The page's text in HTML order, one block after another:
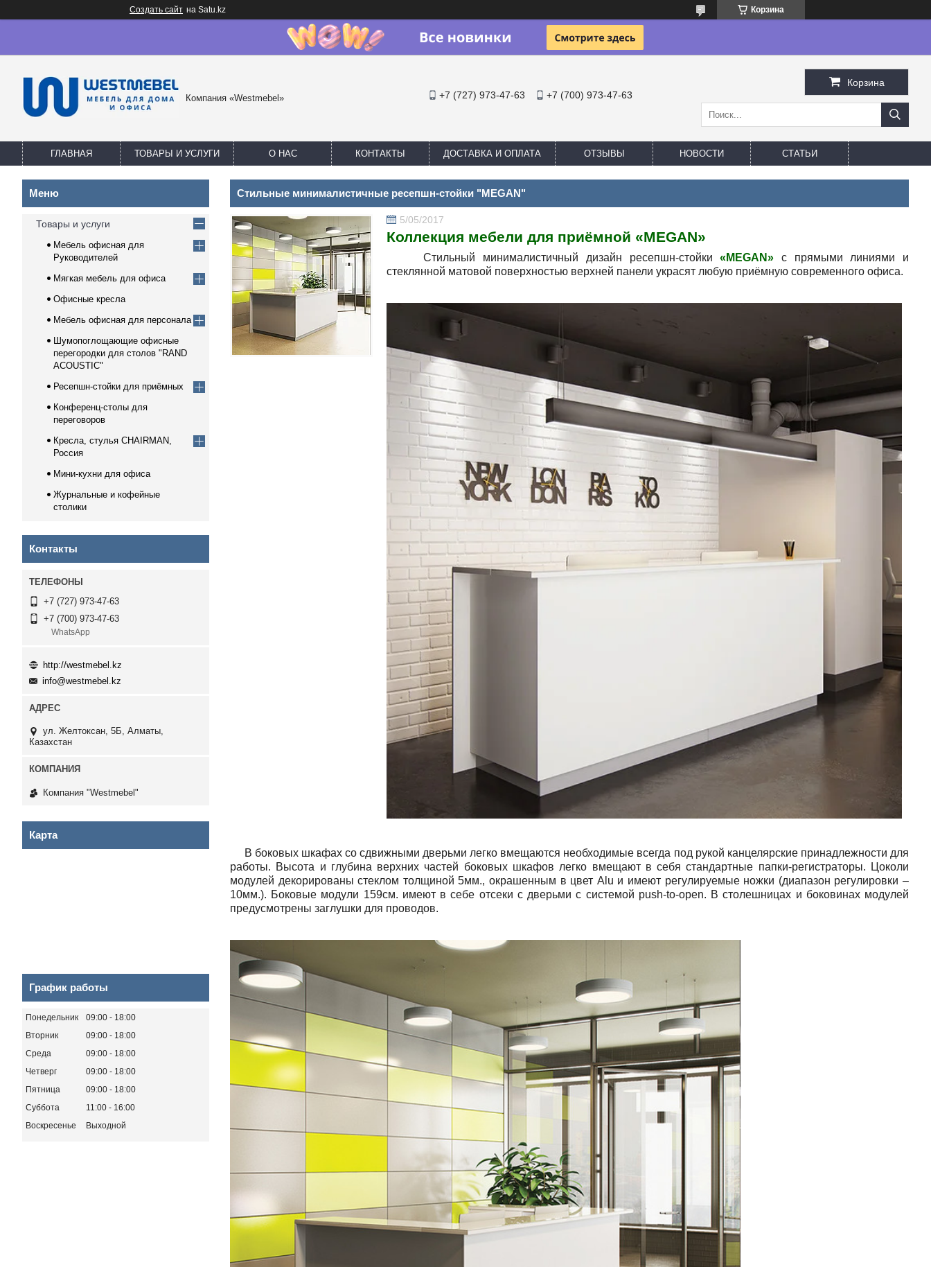
Создать сайт на Satu.kz Корзина
Компания «Westmebel» +7 (727) 973-47-63 +7 (700) 973-47-63
Корзина
ГЛАВНАЯ ТОВАРЫ И УСЛУГИ О НАС КОНТАКТЫ ДОСТАВКА И ОПЛАТА ОТЗЫВЫ НОВОСТИ СТАТЬИ
Стильные минималистичные ресепшн-стойки "MEGAN"
5/05/2017
Коллекция мебели для приёмной «MEGAN»
Стильный минималистичный дизайн ресепшн-стойки« MEGAN»
с прямыми линиями и
стеклянной матовой поверхностью верхней панели украсят любую приёмную современного офиса.
В боковых шкафах со сдвижными дверьми легко вмещаются необходимые всегда под рукой канцелярские принадлежности для
работы. Высота и глубина верхних частей боковых шкафов легко вмещают в себя стандартные папки-регистраторы. Цоколи
модулей декорированы стеклом толщиной 5мм., окрашенным в цвет Alu и имеют регулируемые ножки (диапазон регулировки –
10мм.). Боковые модули 159см. имеют в себе отсеки с дверьми с системой push-to-open. В столешницах и боковинах модулей
предусмотрены заглушки для проводов.
Товары и услуги
Мебель офисная для
Руководителей
Мягкая мебель для офиса
Офисные кресла
Мебель офисная для персонала
Шумопоглощающие офисные
перегородки для столов "RAND
ACOUSTIC"
Ресепшн-стойки для приёмных
Конференц-столы для
переговоров
Кресла, стулья CHAIRMAN,
Россия
Мини-кухни для офиса
Журнальные и кофейные
столики
Контакты
+7 (727) 973-47-63
+7 (700) 973-47-63
WhatsApp
http://westmebel.kz
info@westmebel.kz
ул. Желтоксан, 5Б, Алматы,
Казахстан
Компания "Westmebel"
Карта
График работы
Понедельник 09:00
18:00
Вторник
09:00
18:00
Среда
09:00
18:00
Четверг
09:00
18:00
Пятница
09:00
18:00
Суббота
11:00
16:00
Воскресенье
Выходной